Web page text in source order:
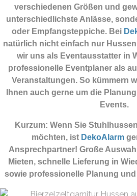
verschiedenen Größen und
unterschiedlichste Anlässe,
oder Empfangsteppiche. Bei
natürlich nicht einfach nur
wir uns als Eventausstatter in
professionelle Eventplaner als
Veranstaltungen. So kümmern
Ihnen auch gerne um die
Events.
Kurzum: Wenn Sie
möchten, ist DekoAlarm
Ansprechpartner! Große
Mieten, schnelle Lieferung in
sowie professionelle Planung